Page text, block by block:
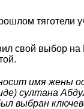
тяготели
свой выбор
имя жены
султана